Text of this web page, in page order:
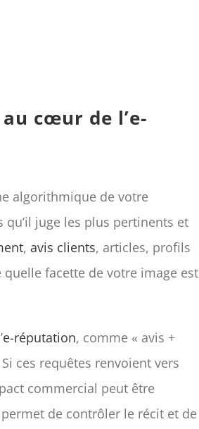
cœur de l’e-
algorithmique de votre
juge les plus pertinents et
, avis clients, articles, profils
facette de votre image est
e-réputation, comme « avis +
ces requêtes renvoient vers
commercial peut être
de contrôler le récit et de